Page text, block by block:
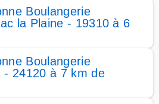
Boulangerie
la Plaine - 19310 à 6
Boulangerie
- 24120 à 7 km de